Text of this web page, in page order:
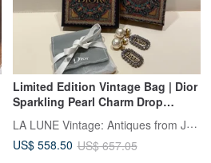
Limited Edition Vintage Bag | Dior
Sparkling Pearl Charm Drop
LA LUNE Vintage: Antiques from Japan
US$ 558.50 US$ 657.05